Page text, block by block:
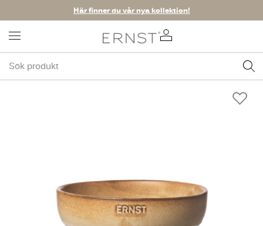
Här finner du vår nya kollektion!